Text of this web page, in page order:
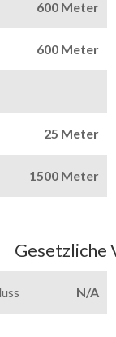
600 Meter
600 Meter
25 Meter
1500 Meter
Gesetzliche
N/A